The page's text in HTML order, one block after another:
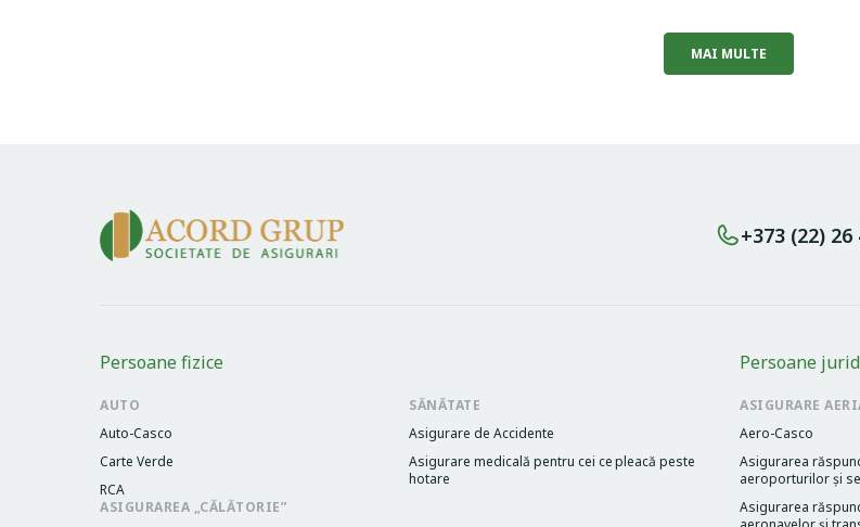
MAI MULTE
+373 (22) 26
Persoane fizice
AUTO
Auto-Casco
Carte Verde
RCA
SĂNĂTATE
Asigurare de Accidente
Asigurare medicală pentru cei cе pleacă peste
hotare
ASIGURAREA „CĂLĂTORIE”
Persoane
ASIGURARE
Aero-Casco
Asigurarea
aeroporturilor și
Asigurarea